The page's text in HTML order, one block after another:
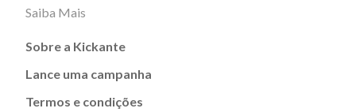
Saiba Mais
Sobre a Kickante
Lance uma campanha
Termos e condições